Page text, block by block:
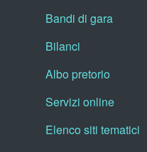
Bandi di gara
Bilanci
Albo pretorio
Servizi online
Elenco siti tematici